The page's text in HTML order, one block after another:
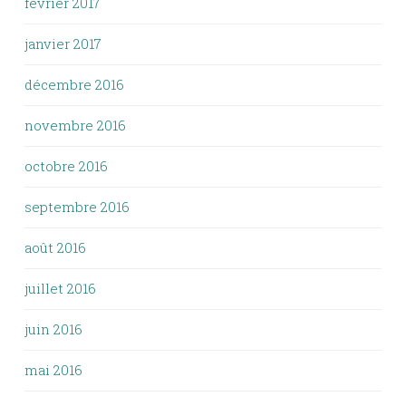
janvier 2017
décembre 2016
novembre 2016
octobre 2016
septembre 2016
août 2016
juillet 2016
juin 2016
mai 2016